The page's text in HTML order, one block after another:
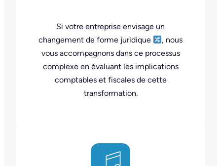
Si votre entreprise envisage un
changement de forme juridique
, nous
vous accompagnons dans ce processus
complexe en évaluant les implications
comptables et fiscales de cette
transformation.